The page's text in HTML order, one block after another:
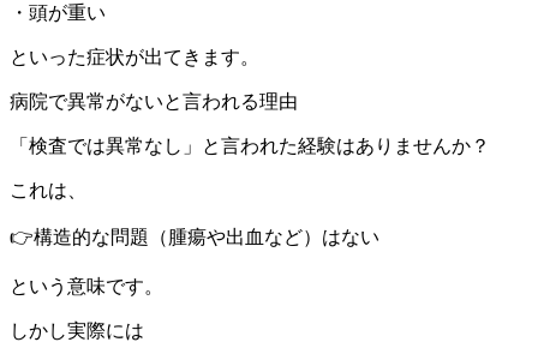
・頭が重い
といった症状が出てきます。
病院で異常がないと言われる理由
「検査では異常なし」と言われた経験はありませんか？
これは、
👉構造的な問題（腫瘍や出血など）はない
という意味です。
しかし実際には